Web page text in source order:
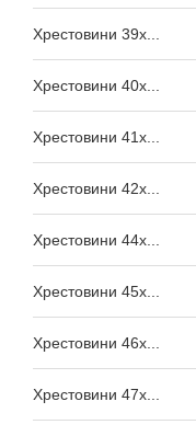
Хрестовини 39x...
Хрестовини 40x...
Хрестовини 41x...
Хрестовини 42x...
Хрестовини 44x...
Хрестовини 45x...
Хрестовини 46x...
Хрестовини 47x...